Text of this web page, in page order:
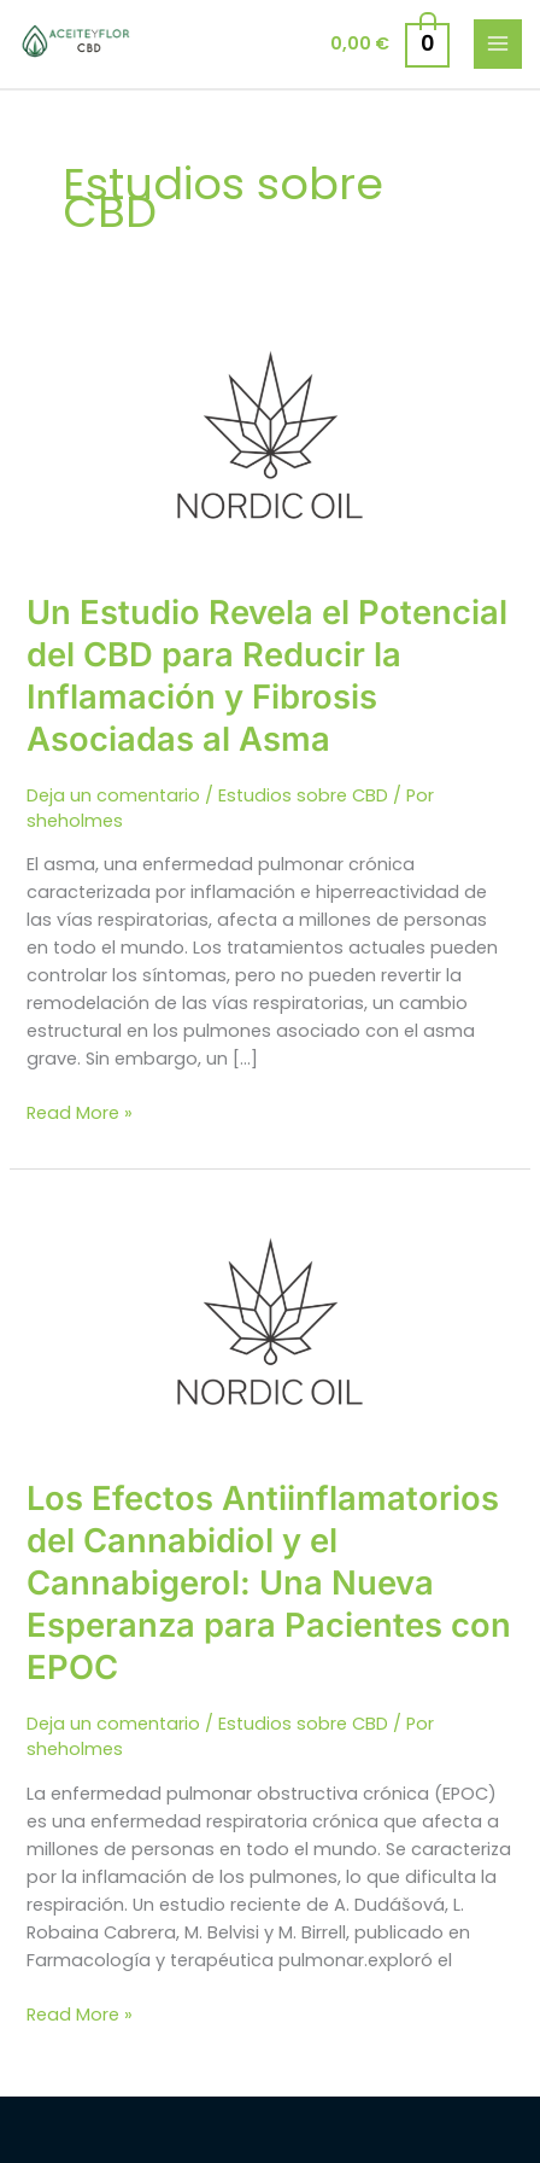
0,00 € 0
Estudios sobre
CBD
Un Estudio Revela el Potencial
del CBD para Reducir la
Inflamación y Fibrosis
Asociadas al Asma
Deja un comentario /Estudios sobre CBD / Por
sheholmes
El asma, una enfermedad pulmonar crónica
caracterizada por inflamación e hiperreactividad de
las vías respiratorias, afecta a millones de personas
en todo el mundo. Los tratamientos actuales pueden
controlar los síntomas, pero no pueden revertir la
remodelación de las vías respiratorias, un cambio
estructural en los pulmones asociado con el asma
grave. Sin embargo, un […]
Un
Revela
al
Asma
Read More »
Los Efectos Antiinflamatorios
del Cannabidiol y el
Cannabigerol: Una Nueva
Esperanza para Pacientes con
EPOC
Deja un comentario /Estudios sobre CBD / Por
sheholmes
La enfermedad pulmonar obstructiva crónica (EPOC)
es una enfermedad respiratoria crónica que afecta a
millones de personas en todo el mundo. Se caracteriza
por la inflamación de los pulmones, lo que dificulta la
respiración. Un estudio reciente de A. Dudášová, L.
Robaina Cabrera, M. Belvisi y M. Birrell, publicado en
Farmacología y terapéutica pulmonar.exploró el
Los
del
Read More »